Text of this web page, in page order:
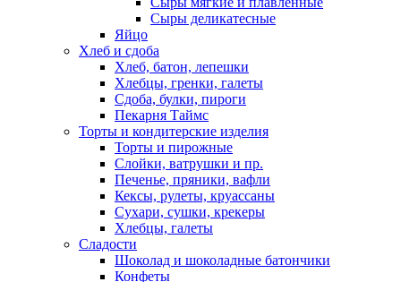
Сыры деликатесные
Яйцо
Хлеб и сдоба
Хлеб, батон, лепешки
Хлебцы, гренки, галеты
Сдоба, булки, пироги
Пекарня Таймс
Торты и кондитерские изделия
Торты и пирожные
Слойки, ватрушки и пр.
Печенье, пряники, вафли
Кексы, рулеты, круассаны
Сухари, сушки, крекеры
Хлебцы, галеты
Сладости
Шоколад и шоколадные батончики
Конфеты